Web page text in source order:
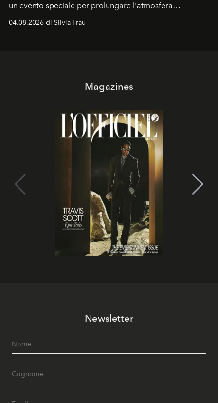
un evento speciale per prolungare l'atmosfera
04.08.2026 di Silvia Frau
Magazines
Newsletter